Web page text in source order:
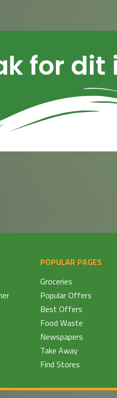
for dit
POPULAR PAGES
Groceries
Popular Offers
Best Offers
Food Waste
Newspapers
Take Away
Find Stores